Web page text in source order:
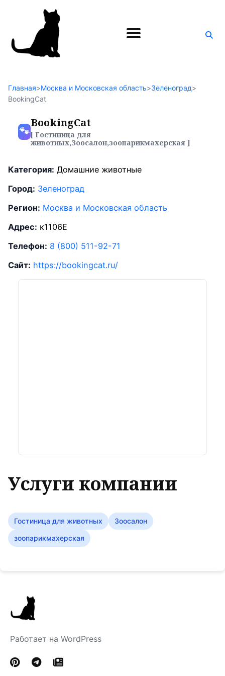
Поиск
Главная>Москва и Московская область>Зеленоград>
BookingCat
🐾
BookingCat
[ Гостиница для
животных,Зоосалон,зоопарикмахерская ]
Категория: Домашние животные
Город: Зеленоград
Регион: Москва и Московская область
Адрес: к1106Е
Телефон: 8 (800) 511-92-71
Сайт: https://bookingcat.ru/
Услуги компании
Гостиница для животных
Зоосалон
зоопарикмахерская
Работает на WordPress